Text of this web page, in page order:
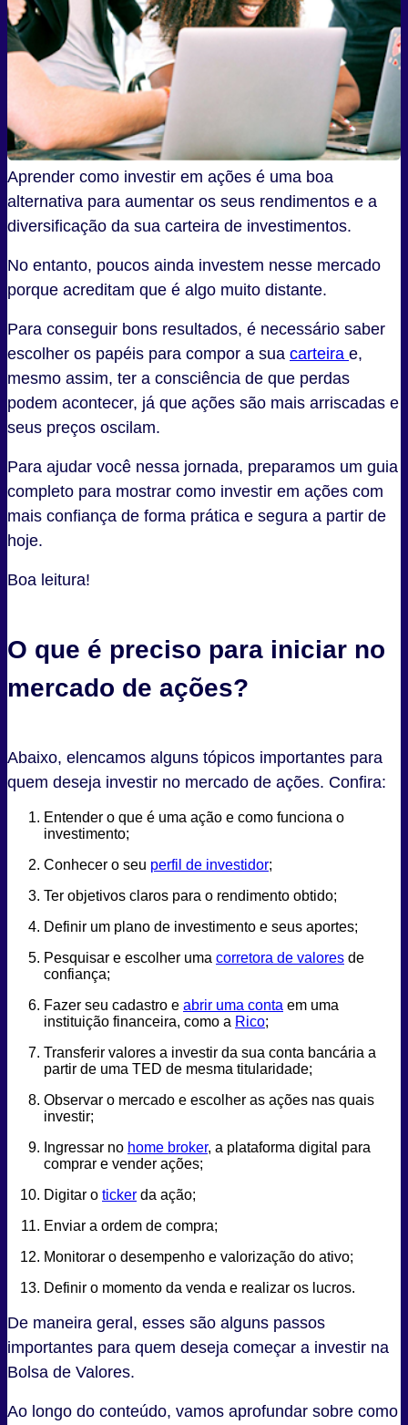
Aprender como investir em ações é uma boa
alternativa para aumentar os seus rendimentos e a
diversificação da sua carteira de investimentos.
No entanto, poucos ainda investem nesse mercado
porque acreditam que é algo muito distante.
Para conseguir bons resultados, é necessário saber
escolher os papéis para compor a sua carteira e,
mesmo assim, ter a consciência de que perdas
podem acontecer, já que ações são mais arriscadas e
seus preços oscilam.
Para ajudar você nessa jornada, preparamos um guia
completo para mostrar como investir em ações com
mais confiança de forma prática e segura a partir de
hoje.
Boa leitura!
O que é preciso para iniciar no
mercado de ações?
Abaixo, elencamos alguns tópicos importantes para
quem deseja investir no mercado de ações. Confira:
Entender o que é uma ação e como funciona o
investimento;
Conhecer o seu perfil de investidor;
Ter objetivos claros para o rendimento obtido;
Definir um plano de investimento e seus aportes;
Pesquisar e escolher uma corretora de valores de
confiança;
Fazer seu cadastro e abrir uma conta em uma
instituição financeira, como a Rico;
Transferir valores a investir da sua conta bancária a
partir de uma TED de mesma titularidade;
Observar o mercado e escolher as ações nas quais
investir;
Ingressar no home broker, a plataforma digital para
comprar e vender ações;
Digitar o ticker da ação;
Enviar a ordem de compra;
Monitorar o desempenho e valorização do ativo;
Definir o momento da venda e realizar os lucros.
De maneira geral, esses são alguns passos
importantes para quem deseja começar a investir na
Bolsa de Valores.
Ao longo do conteúdo, vamos aprofundar sobre como